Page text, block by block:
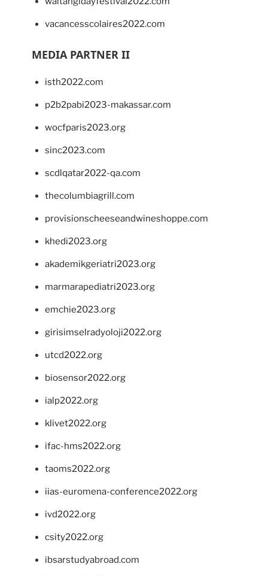
vacancesscolaires2022.com
MEDIA PARTNER II
isth2022.com
p2b2pabi2023-makassar.com
wocfparis2023.org
sinc2023.com
scdlqatar2022-qa.com
thecolumbiagrill.com
provisionscheeseandwineshoppe.com
khedi2023.org
akademikgeriatri2023.org
marmarapediatri2023.org
emchie2023.org
girisimselradyoloji2022.org
utcd2022.org
biosensor2022.org
ialp2022.org
klivet2022.org
ifac-hms2022.org
taoms2022.org
iias-euromena-conference2022.org
ivd2022.org
csity2022.org
ibsarstudyabroad.com